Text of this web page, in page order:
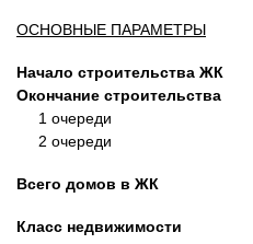
ОСНОВНЫЕ ПАРАМЕТРЫ
Начало строительства ЖК
Окончание строительства
1 очереди
2 очереди
Всего домов в ЖК
Класс недвижимости